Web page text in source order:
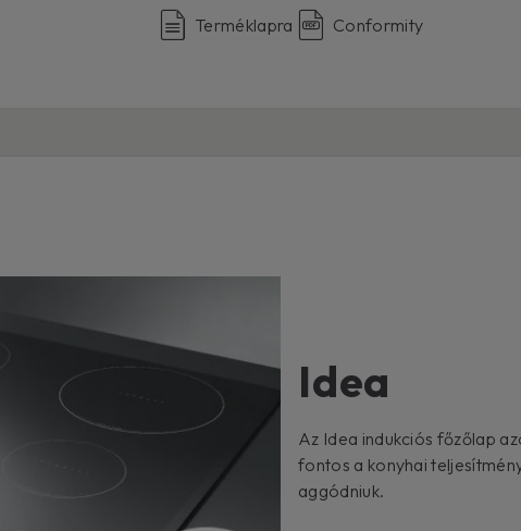
Terméklapra Conformity
Idea
Az Idea indukciós főzőlap
fontos a konyhai
aggódniuk.